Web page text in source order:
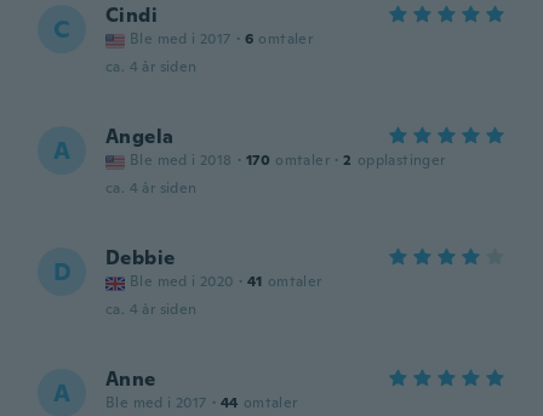
C Cindi
Ble med i 2017 · 6 omtaler
ca. 4 år siden
A Angela
Ble med i 2018 · 170 omtaler · 2 opplastinger
ca. 4 år siden
D Debbie
Ble med i 2020 · 41 omtaler
ca. 4 år siden
A Anne
Ble med i 2017 · 44 omtaler